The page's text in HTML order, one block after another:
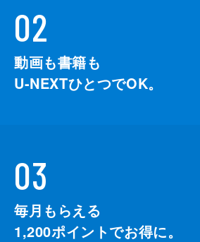
02
動画も書籍も
U-NEXTひとつでOK。
03
毎月もらえる
1,200ポイントでお得に。